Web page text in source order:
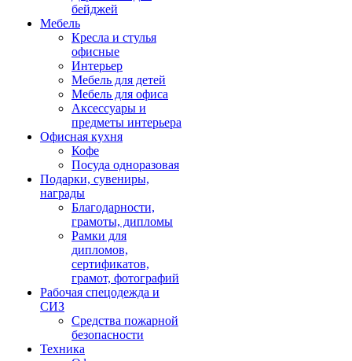
бейджей
Мебель
Кресла и стулья
офисные
Интерьер
Мебель для детей
Мебель для офиса
Аксессуары и
предметы интерьера
Офисная кухня
Кофе
Посуда одноразовая
Подарки, сувениры,
награды
Благодарности,
грамоты, дипломы
Рамки для
дипломов,
сертификатов,
грамот, фотографий
Рабочая спецодежда и
СИЗ
Средства пожарной
безопасности
Техника